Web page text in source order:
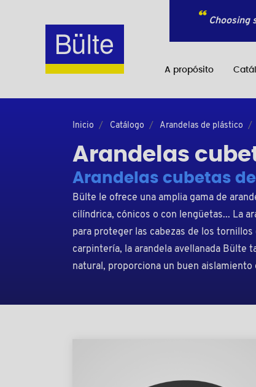
Choosing
A propósito
Inicio Catálogo Arandelas de plástico
Arandelas
Arandelas cubetas
Bülte le ofrece una amplia gama de
cilíndrica, cónicos o con lengüetas... La
para proteger las cabezas de los
carpintería, la arandela avellanada Bülte
natural, proporciona un buen